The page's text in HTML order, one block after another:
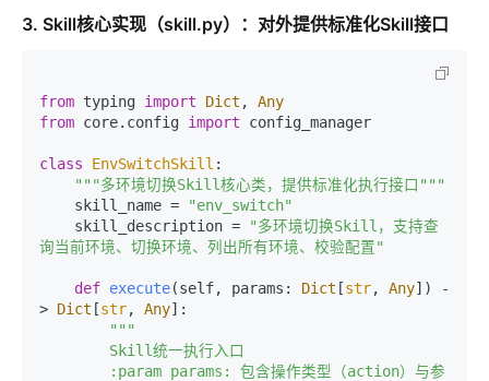
3. Skill核心实现（skill.py）：对外提供标准化Skill接口
from typing import Dict , Any
from core.config import config_manager
class EnvSwitchSkill :
"""多环境切换Skill核心类，提供标准化执行接口"""
    skill_name =
"env_switch"
    skill_description =
"多环境切换Skill，支持查
询当前环境、切换环境、列出所有环境、校验配置"
def execute(self, params: Dict [str, Any] ) -
> Dict [str, Any]:
"""